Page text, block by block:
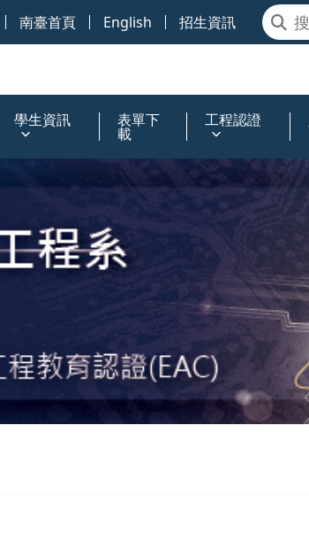
南臺首頁 English 招生資訊
學生資訊 表單下
載
工程認證